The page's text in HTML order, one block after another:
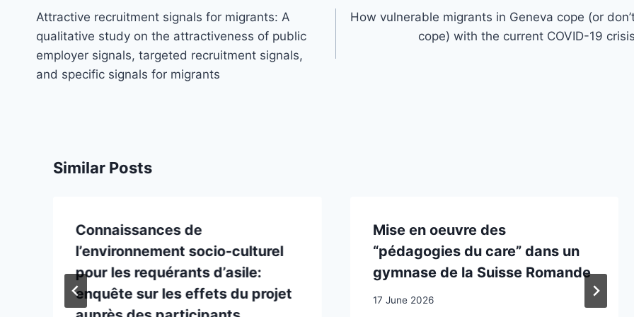
navigation
Attractive recruitment signals for migrants: A
qualitative study on the attractiveness of public
employer signals, targeted recruitment signals,
and specific signals for migrants
How vulnerable migrants in Geneva cope (or
cope) with the current COVID-19 crisis
Similar Posts
Connaissances de
l’environnement socio-culturel
pour les requérants d’asile:
enquête sur les effets du projet
Mise en oeuvre des
“pédagogies du care” dans un
gymnase de la Suisse Romande
17 June 2026